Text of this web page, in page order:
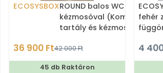
ECOSYSBOXROUND balos WC tartály
kézmosóval (Kombi WC
tartály és kézmosó)
36 900 Ft42 000 Ft
45 db Raktáron
fehér
4